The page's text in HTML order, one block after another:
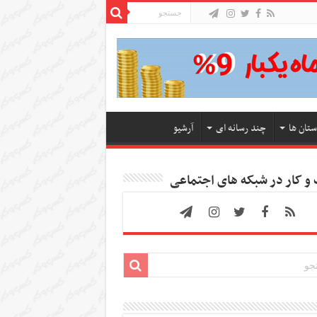
ها چند رسانه ای آرشیو
کار در شبکه های اجتماعی